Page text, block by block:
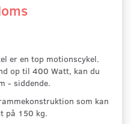
er en top motionscykel.
op til 400 Watt, kan du
- siddende.
som kan
på 150 kg.